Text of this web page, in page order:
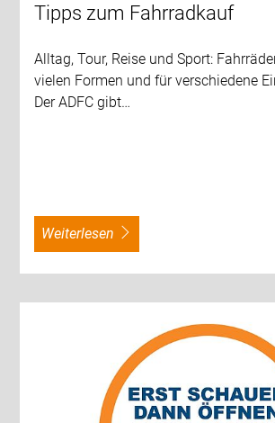
Tipps zum Fahrradkauf
Alltag, Tour, Reise und Sport:
vielen Formen und für verschiedene
Der ADFC gibt…
weiterlesen